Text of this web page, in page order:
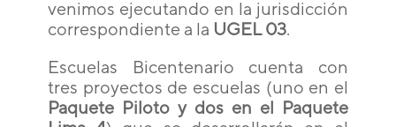
venimos ejecutando en la jurisdicción
correspondiente a la UGEL 03.
Escuelas Bicentenario cuenta con
tres proyectos de escuelas (uno en el
Paquete Piloto y dos en el Paquete